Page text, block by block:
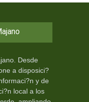
Desde
a disposici?
y de
local a los